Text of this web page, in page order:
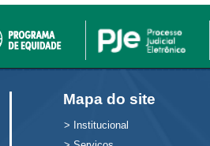
Mapa do site
> Institucional